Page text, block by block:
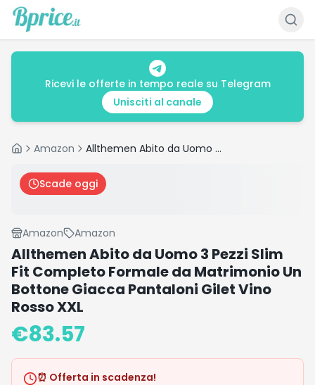
Ricevi le offerte in tempo reale su Telegram
Unisciti al canale
HomeAmazon Allthemen Abito da Uomo 3 Pezzi Slim Fit Completo Formale da Matrimonio Un Bottone Giacca Pantaloni Gilet Vino Rosso XXL
Scade oggi
Amazon Amazon
Allthemen Abito da Uomo 3 Pezzi Slim
Fit Completo Formale da Matrimonio Un
Bottone Giacca Pantaloni Gilet Vino
Rosso XXL
€83.57
⏰ Offerta in scadenza!